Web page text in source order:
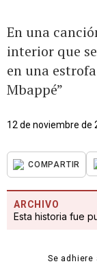
En una
interior que
en una
Mbappé”
12 de noviembre de
COMPARTIR
ARCHIVO
Esta historia fue
Se